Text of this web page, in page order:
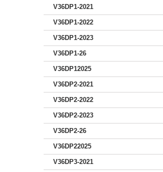
V36DP1-2021
V36DP1-2022
V36DP1-2023
V36DP1-26
V36DP12025
V36DP2-2021
V36DP2-2022
V36DP2-2023
V36DP2-26
V36DP22025
V36DP3-2021